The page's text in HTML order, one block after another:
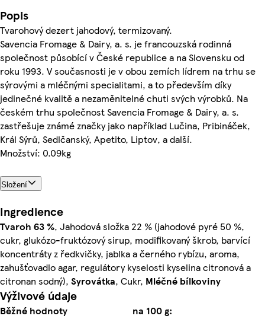
Popis
Tvarohový dezert jahodový, termizovaný.
Savencia Fromage & Dairy, a. s. je francouzská rodinná
společnost působící v České republice a na Slovensku od
roku 1993. V současnosti je v obou zemích lídrem na trhu se
sýrovými a mléčnými specialitami, a to především díky
jedinečné kvalitě a nezaměnitelné chuti svých výrobků. Na
českém trhu společnost Savencia Fromage & Dairy, a. s.
zastřešuje známé značky jako například Lučina, Pribináček,
Král Sýrů, Sedlčanský, Apetito, Liptov, a další.
Množství: 0.09kg
Složení
Ingredience
Tvaroh 63 %, Jahodová složka 22 % (jahodové pyré 50 %,
cukr, glukózo-fruktózový sirup, modifikovaný škrob, barvící
koncentráty z ředkvičky, jablka a černého rybízu, aroma,
zahušťovadlo agar, regulátory kyselosti kyselina citronová a
citronan sodný), Syrovátka, Cukr, Mléčné bílkoviny
Výživové údaje
Běžné hodnoty
na 100 g: